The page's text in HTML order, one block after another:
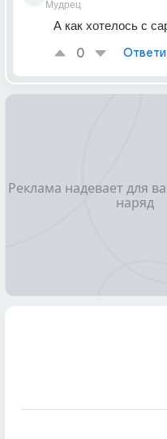
Мудрец
А как хотелось с
0